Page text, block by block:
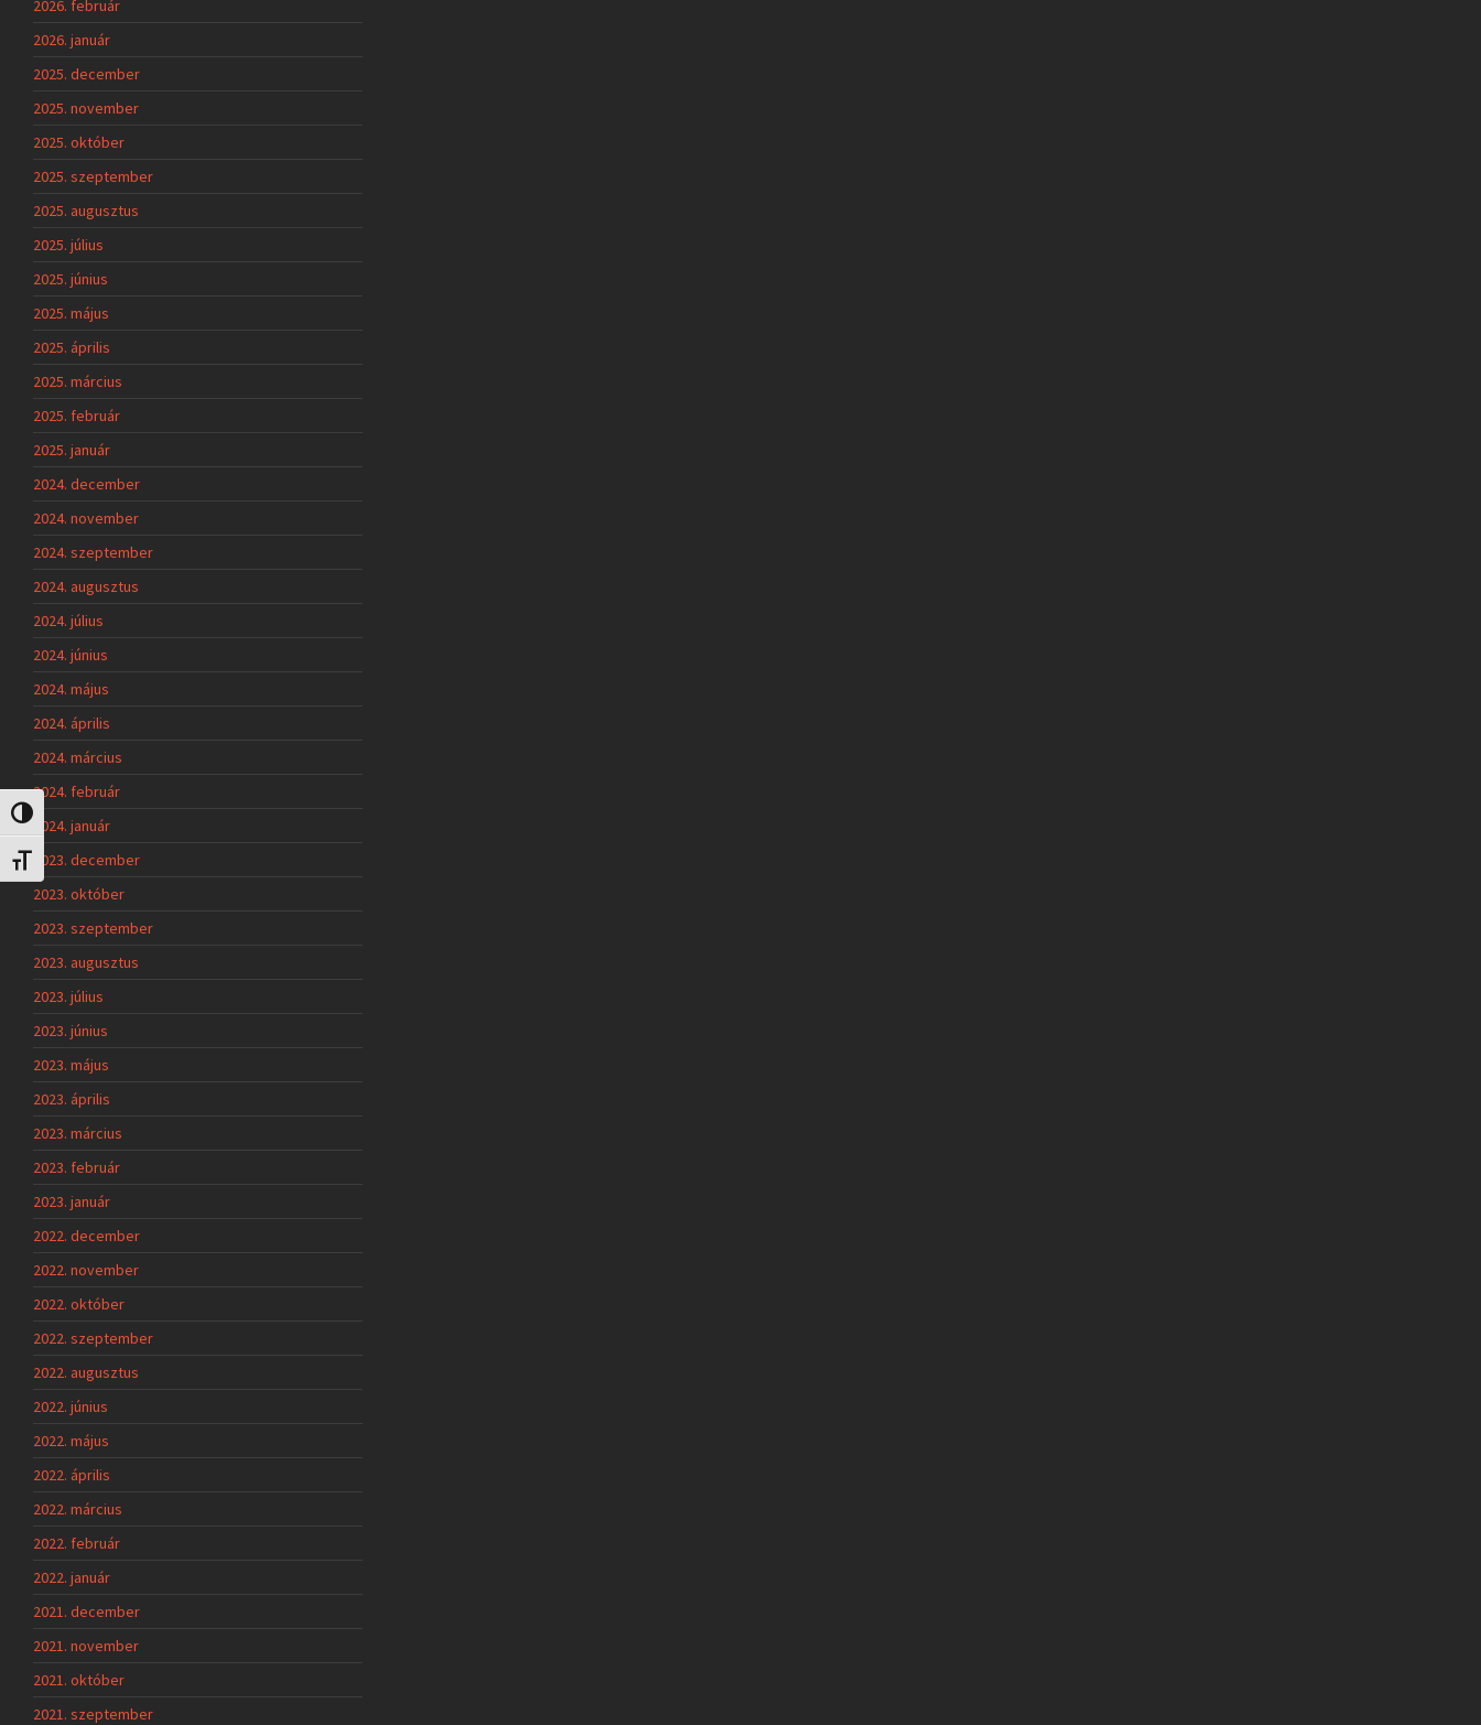
Nagy kontraszt váltása
Betűméret váltása
2026. február
2026. január
2025. december
2025. november
2025. október
2025. szeptember
2025. augusztus
2025. július
2025. június
2025. május
2025. április
2025. március
2025. február
2025. január
2024. december
2024. november
2024. szeptember
2024. augusztus
2024. július
2024. június
2024. május
2024. április
2024. március
2024. február
2024. január
2023. december
2023. október
2023. szeptember
2023. augusztus
2023. július
2023. június
2023. május
2023. április
2023. március
2023. február
2023. január
2022. december
2022. november
2022. október
2022. szeptember
2022. augusztus
2022. június
2022. május
2022. április
2022. március
2022. február
2022. január
2021. december
2021. november
2021. október
2021. szeptember